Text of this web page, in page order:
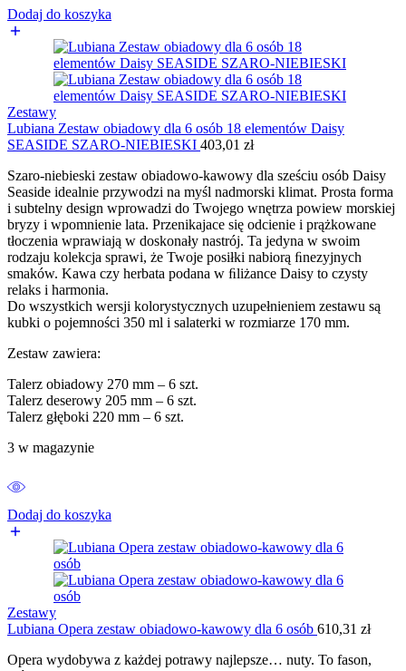
Dodaj do koszyka
Zestawy
Lubiana Zestaw obiadowy dla 6 osób 18 elementów Daisy
SEASIDE SZARO-NIEBIESKI 403,01 zł
Szaro-niebieski zestaw obiadowo-kawowy dla sześciu osób Daisy
Seaside idealnie przywodzi na myśl nadmorski klimat. Prosta forma
i subtelny design wprowadzi do Twojego wnętrza powiew morskiej
bryzy i wpomnienie lata. Przenikajace się odcienie i prążkowane
tłoczenia wprawiają w doskonały nastrój. Ta jedyna w swoim
rodzaju kolekcja sprawi, że Twoje posiłki nabiorą ﬁnezyjnych
smaków. Kawa czy herbata podana w ﬁliżance Daisy to czysty
relaks i harmonia.
Do wszystkich wersji kolorystycznych uzupełnieniem zestawu są
kubki o pojemności 350 ml i salaterki w rozmiarze 170 mm.
Zestaw zawiera:
Talerz obiadowy 270 mm – 6 szt.
Talerz deserowy 205 mm – 6 szt.
Talerz głęboki 220 mm – 6 szt.
3 w magazynie
Dodaj do koszyka
Zestawy
Lubiana Opera zestaw obiadowo-kawowy dla 6 osób 610,31 zł
Opera wydobywa z każdej potrawy najlepsze… nuty. To fason,